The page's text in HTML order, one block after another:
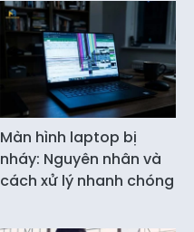
Màn hình laptop bị
nháy: Nguyên nhân và
cách xử lý nhanh chóng